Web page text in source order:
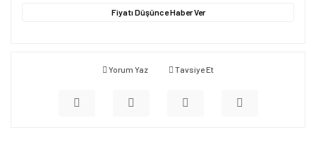
Fiyatı Düşünce Haber Ver
Yorum Yaz Tavsiye Et